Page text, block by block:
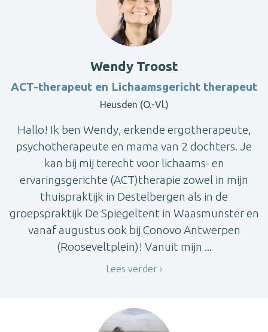
Wendy Troost
ACT-therapeut en Lichaamsgericht therapeut
Heusden (O.-Vl.)
Hallo! Ik ben Wendy, erkende ergotherapeute,
psychotherapeute en mama van 2 dochters. Je
kan bij mij terecht voor lichaams- en
ervaringsgerichte (ACT)therapie zowel in mijn
thuispraktijk in Destelbergen als in de
groepspraktijk De Spiegeltent in Waasmunster en
vanaf augustus ook bij Conovo Antwerpen
(Rooseveltplein)! Vanuit mijn ...
Lees verder